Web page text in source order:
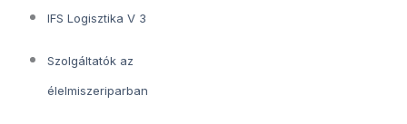
IFS Logisztika V 3
Szolgáltatók az
élelmiszeriparban